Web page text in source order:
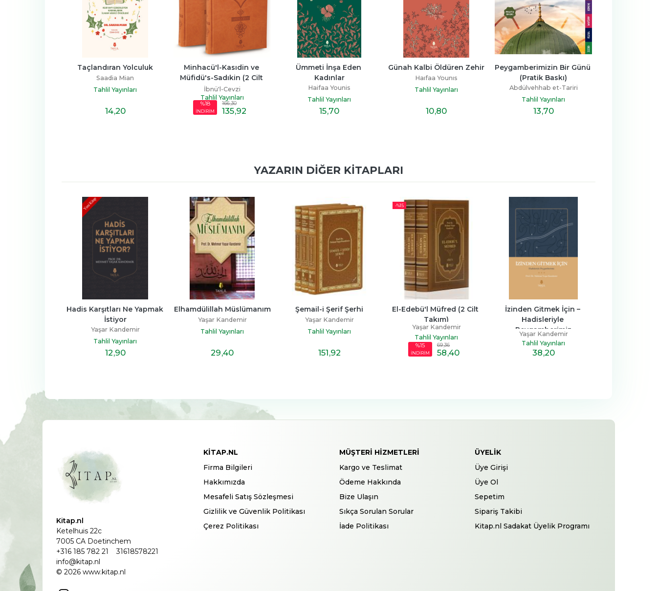
Taçlandıran Yolculuk
Saadia Mian
Tahlil Yayınları
14,20
Minhacü'l-Kasıdin ve
Müfidü's-Sadıkin (2 Cilt
Takım)
İbnü'l-Cevzi
Tahlil Yayınları
%18
İNDİRİM
166,30
135,92
Ümmeti İnşa Eden
Kadınlar
Haifaa Younis
Tahlil Yayınları
15,70
Günah Kalbi Öldüren Zehir
Haıfaa Younıs
Tahlil Yayınları
10,80
Peygamberimizin Bir Günü
(Pratik Baskı)
Abdülvehhab et-Tariri
Tahlil Yayınları
13,70
YAZARIN DIĞER KITAPLARI
Hadis Karşıtları Ne Yapmak
İstiyor
Yaşar Kandemir
Tahlil Yayınları
12,90
Elhamdülillah Müslümanım
Yaşar Kandemir
Tahlil Yayınları
29,40
Şemail-i Şerif Şerhi
Yaşar Kandemir
Tahlil Yayınları
151,92
-%15
El-Edebü'l Müfred (2 Cilt
Takım)
Yaşar Kandemir
Tahlil Yayınları
%15
İNDİRİM
69,36
58,40
İzinden Gitmek İçin –
Hadisleriyle
Peygamberimiz
Yaşar Kandemir
Tahlil Yayınları
38,20
Kitap.nl
Ketelhuis 22c
7005 CA Doetinchem
+316 185 782 21
31618578221
info@kitap.nl
© 2026 www.kitap.nl
KITAP.NL
Firma Bilgileri
Hakkımızda
Mesafeli Satış Sözleşmesi
Gizlilik ve Güvenlik Politikası
Çerez Politikası
MÜŞTERI HIZMETLERI
Kargo ve Teslimat
Ödeme Hakkında
Bize Ulaşın
Sıkça Sorulan Sorular
İade Politikası
ÜYELIK
Üye Girişi
Üye Ol
Sepetim
Sipariş Takibi
Kitap.nl Sadakat Üyelik Programı